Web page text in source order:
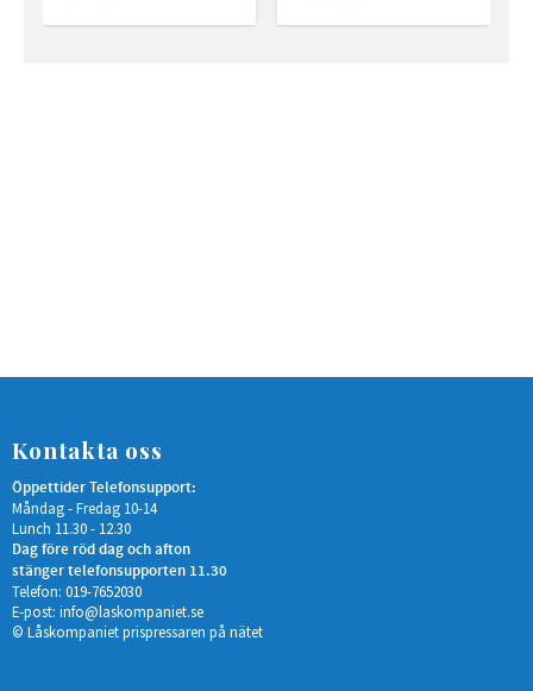
Kontakta oss
Öppettider Telefonsupport:
Måndag - Fredag 10-14
Lunch 11.30 - 12.30
Dag före röd dag och afton
stänger telefonsupporten 11.30
Telefon: 019-7652030
E-post: info@laskompaniet.se
© Låskompaniet prispressaren på nätet